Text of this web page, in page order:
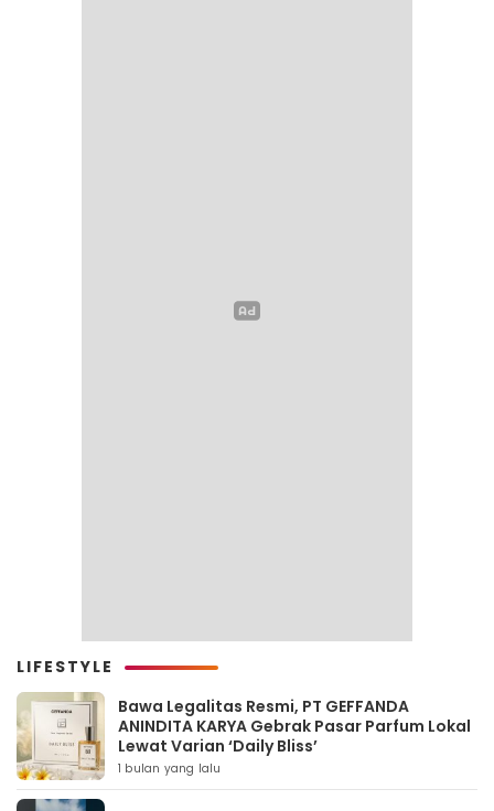
LIFESTYLE
Bawa Legalitas Resmi, PT GEFFANDA
ANINDITA KARYA Gebrak Pasar Parfum Lokal
Lewat Varian ‘Daily Bliss’
1 bulan yang lalu